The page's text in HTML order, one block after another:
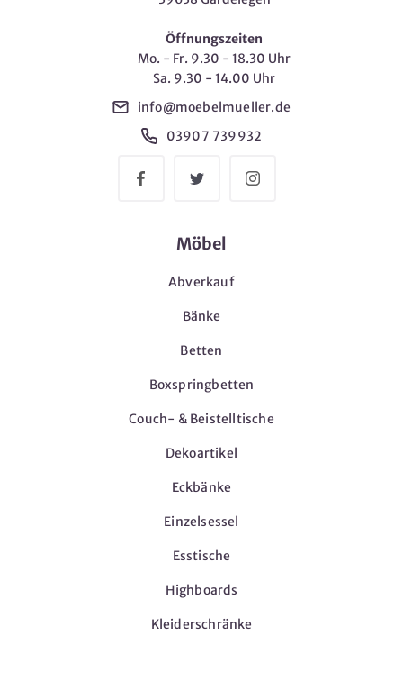
Öffnungszeiten
Mo. - Fr. 9.30 - 18.30 Uhr
Sa. 9.30 - 14.00 Uhr
info@moebelmueller.de
03907 739932
Möbel
Abverkauf
Bänke
Betten
Boxspringbetten
Couch- & Beistelltische
Dekoartikel
Eckbänke
Einzelsessel
Esstische
Highboards
Kleiderschränke